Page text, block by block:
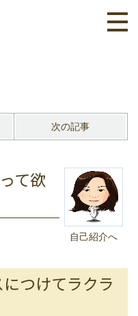
次の記事
自己紹介へ
て欲
につけてラクラ